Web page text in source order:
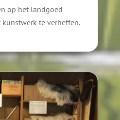
op het landgoed
te verheffen.